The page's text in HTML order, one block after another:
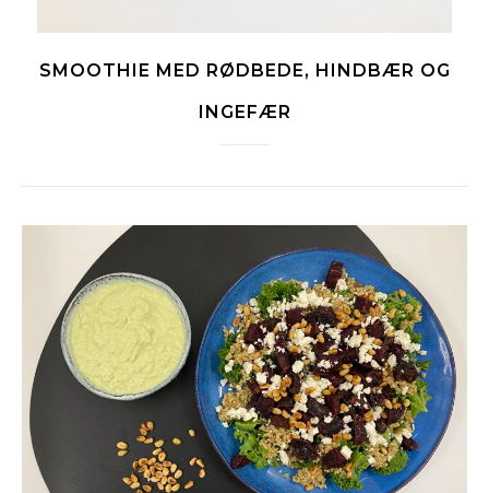
SMOOTHIE MED RØDBEDE, HINDBÆR OG
INGEFÆR